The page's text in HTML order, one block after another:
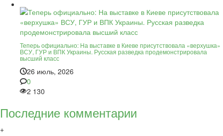
Теперь официально: На выставке в Киеве присутствовала «верхушка»
ВСУ, ГУР и ВПК Украины. Русская разведка продемонстрировала
высший класс
26 июль, 2026
0
2 130
Последние комментарии
+